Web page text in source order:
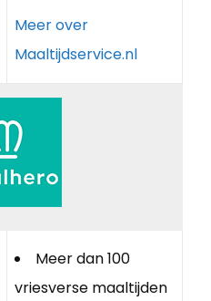
Meer over
Maaltijdservice.nl
Meer dan 100
vriesverse maaltijden